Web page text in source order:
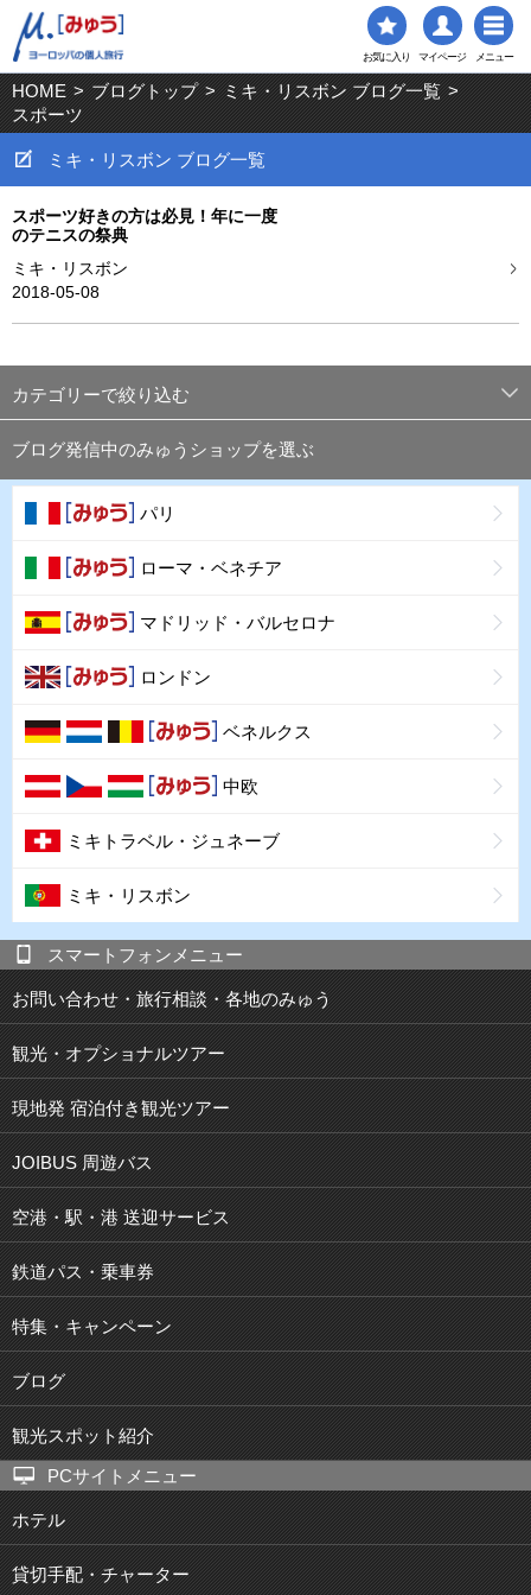
お気に入り マイページ メニュー
HOME > ブログトップ > ミキ・リスボン ブログ一覧 >
スポーツ
ミキ・リスボン ブログ一覧
スポーツ好きの方は必見！年に一度
のテニスの祭典
ミキ・リスボン
2018-05-08
カテゴリーで絞り込む
ブログ発信中のみゅうショップを選ぶ
パリ
ローマ・ベネチア
マドリッド・バルセロナ
ロンドン
ベネルクス
中欧
ミキトラベル・ジュネーブ
ミキ・リスボン
スマートフォンメニュー
お問い合わせ・旅行相談・各地のみゅう
観光・オプショナルツアー
現地発 宿泊付き観光ツアー
JOIBUS 周遊バス
空港・駅・港 送迎サービス
鉄道パス・乗車券
特集・キャンペーン
ブログ
観光スポット紹介
PCサイトメニュー
ホテル
貸切手配・チャーター